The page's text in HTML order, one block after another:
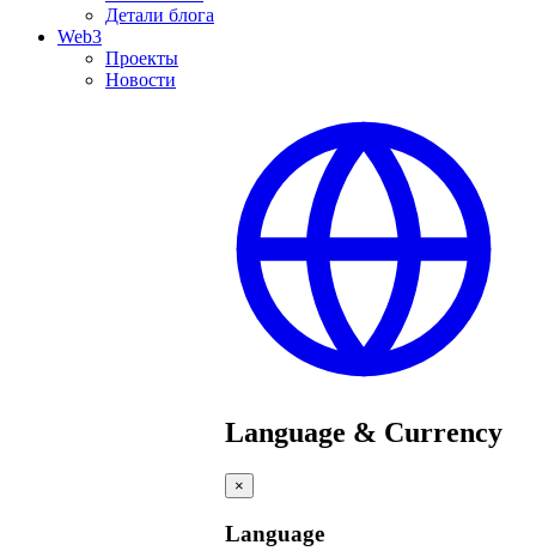
Детали блога
Web3
Проекты
Новости
Language & Currency
×
Language